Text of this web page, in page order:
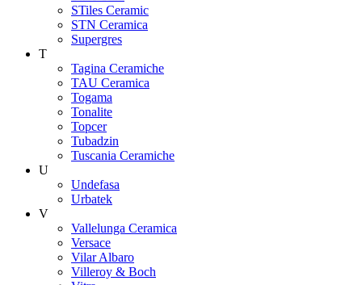
STiles Ceramic
STN Ceramica
Supergres
T
Tagina Ceramiche
TAU Ceramica
Togama
Tonalite
Topcer
Tubadzin
Tuscania Ceramiche
U
Undefasa
Urbatek
V
Vallelunga Ceramica
Versace
Vilar Albaro
Villeroy & Boch